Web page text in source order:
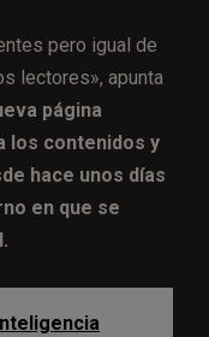
pero igual de
lectores», apunta
página
los contenidos y
hace unos días
en que se